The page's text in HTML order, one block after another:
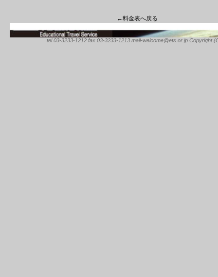
←料金表へ戻る
tel 03-3233-1212 fax 03-3233-1213 mail-welcome@ets.or.jp Copyright